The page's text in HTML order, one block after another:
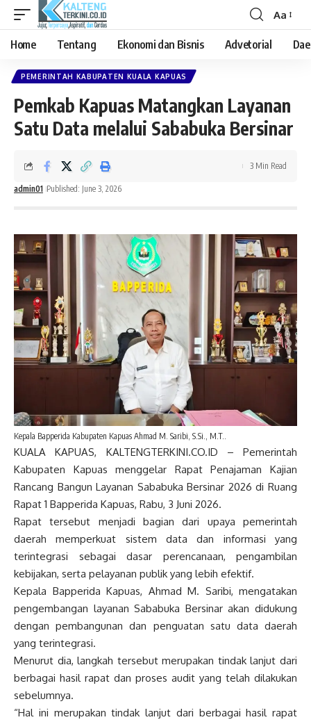
Font
Resizer
Aa
Home Tentang Ekonomi dan Bisnis Advetorial
PEMERINTAH KABUPATEN KUALA KAPUAS
Pemkab Kapuas Matangkan Layanan
Satu Data melalui Sababuka Bersinar
admin01 Published: June 3, 2026
3 Min Read
Kepala Bapperida Kabupaten Kapuas Ahmad M. Saribi, S.Si., M.T..
KUALA KAPUAS, KALTENGTERKINI.CO.ID – Pemerintah
Kabupaten Kapuas menggelar Rapat Penajaman Kajian
Rancang Bangun Layanan Sababuka Bersinar 2026 di Ruang
Rapat 1 Bapperida Kapuas, Rabu, 3 Juni 2026.
Rapat tersebut menjadi bagian dari upaya pemerintah
daerah memperkuat sistem data dan informasi yang
terintegrasi sebagai dasar perencanaan, pengambilan
kebijakan, serta pelayanan publik yang lebih efektif.
Kepala Bapperida Kapuas, Ahmad M. Saribi, mengatakan
pengembangan layanan Sababuka Bersinar akan didukung
dengan pembangunan dan penguatan satu data daerah
yang terintegrasi.
Menurut dia, langkah tersebut merupakan tindak lanjut dari
berbagai hasil rapat dan proses audit yang telah dilakukan
sebelumnya.
“Hal ini merupakan tindak lanjut dari berbagai hasil rapat